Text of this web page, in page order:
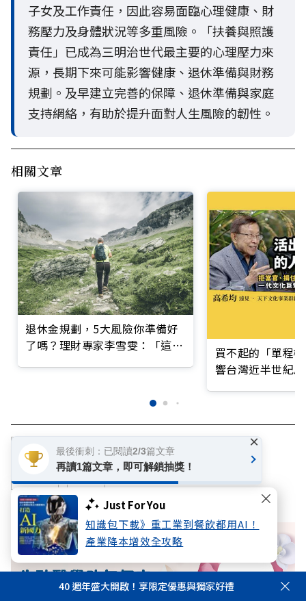
Just For You
知識包下載》重工業到餐飲都用AI！
產業降本增效全攻略
子女及工作責任，因此容易面臨心理健康、財
務壓力及身體狀況等多重風險。「扶養與照護
責任」已成為三明治世代最主要的心理壓力來
源，長期下來可能影響健康、退休準備與財務
規劃。及早建立完善的保障、退休準備與家庭
支持網絡，有助於提升面對人生風險的韌性。
相關文章
退休金規劃，5大風險你準備好
了嗎？理財專家李雪雯：「這階
買不起的「單程
響台灣近半世紀
退休準備 退休金 退休
超高齡 孤獨
40 週年盛大開啟！享限定優惠與獨家好禮
最後衝刺：已閱讀2/3篇文章
再讀1篇文章，即可解鎖抽獎！
×